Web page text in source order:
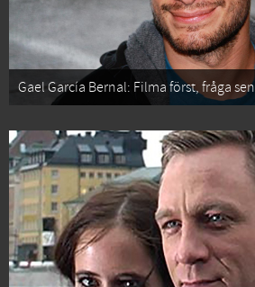
Gael García Bernal: Filma först, fråga sen